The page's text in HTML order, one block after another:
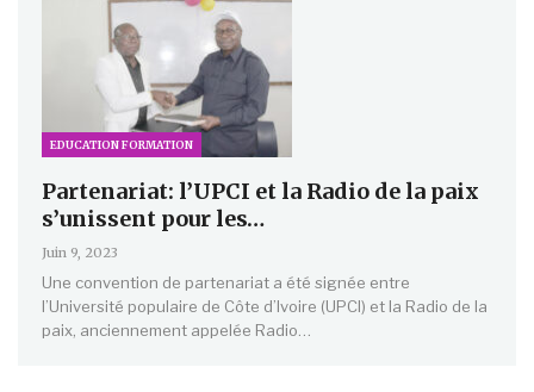
EDUCATION FORMATION
Partenariat: l’UPCI et la Radio de la paix
s’unissent pour les…
Juin 9, 2023
Une convention de partenariat a été signée entre
l’Université populaire de Côte d’Ivoire (UPCI) et la Radio de la
paix, anciennement appelée Radio…